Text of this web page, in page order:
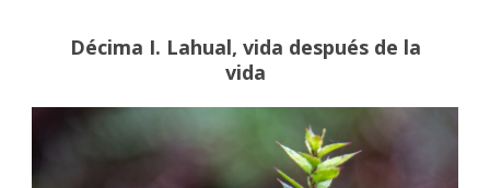
Décima I. Lahual, vida después de la
vida